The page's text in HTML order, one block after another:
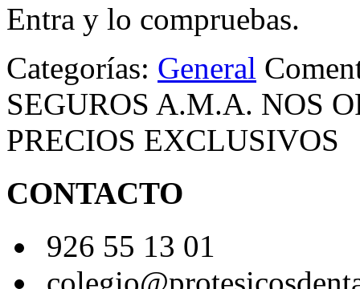
Entra y lo compruebas.
Categorías: General
SEGUROS A.M.A. NOS
PRECIOS EXCLUSIVOS
CONTACTO
926 55 13 01